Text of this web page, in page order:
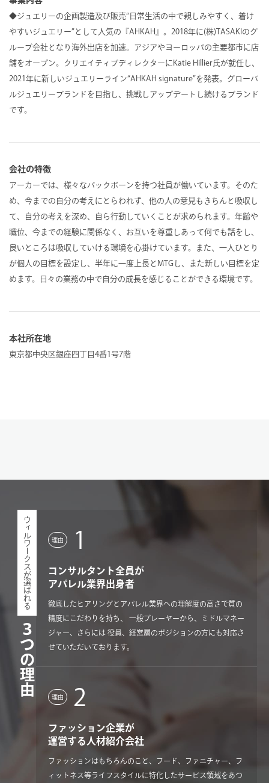
◆ジュエリーの企画製造及び販売“日常生活の中で親しみやすく、着け
やすいジュエリー”として人気の『AHKAH』。2018年に(株)TASAKIのグ
ループ会社となり海外出店を加速。アジアやヨーロッパの主要都市に店
舗をオープン。クリエイティブディレクターにKatie Hillier氏が就任し、
2021年に新しいジュエリーライン“AHKAH signature”を発表。グローバ
ルジュエリーブランドを目指し、挑戦しアップデートし続けるブランド
です。
会社の特徴
アーカーでは、様々なバックボーンを持つ社員が働いています。そのた
め、今までの自分の考えにとらわれず、他の人の意見もきちんと吸収し
て、自分の考えを深め、自ら行動していくことが求められます。年齢や
職位、今までの経験に関係なく、お互いを尊重しあって何でも話をし、
良いところは吸収していける環境を心掛けています。また、一人ひとり
が個人の目標を設定し、半年に一度上長とMTGし、また新しい目標を定
めます。日々の業務の中で自分の成長を感じることができる環境です。
本社所在地
東京都中央区銀座四丁目4番1号7階
ウィルワークスが選ばれる
３つの理由
理由 1
コンサルタント全員が
アパレル業界出身者
徹底したヒアリングとアパレル業界への理解度の高さで質の
精度にこだわりを持ち、 一般プレーヤーから、ミドルマネー
ジャー、さらには 役員、経営層のポジションの方にも対応さ
せていただいております。
理由 2
ファッション企業が
運営する人材紹介会社
ファッションはもちろんのこと、フード、ファニチャー、フ
ィットネス等ライフスタイルに特化したサービス領域をあつ